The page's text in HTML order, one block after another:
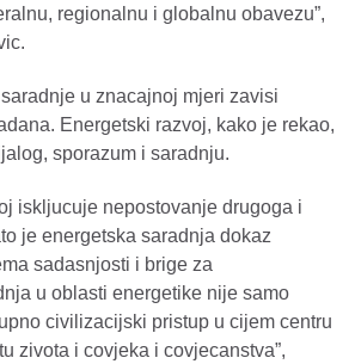
regionalnu i globalnu obavezu”,
u znacajnoj mjeri zavisi
Energetski razvoj, kako je rekao,
sporazum i saradnju.
iskljucuje nepostovanje drugoga i
je energetska saradnja dokaz
sadasnjosti i brige za
u oblasti energetike nije samo
civilizacijski pristup u cijem centru
zivota i covjeka i covjecanstva”,